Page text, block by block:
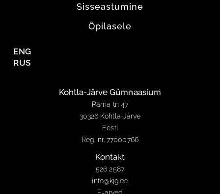
Sisseastumine
Õpilasele
ENG
RUS
Kohtla-Järve Gümnaasium
Pärna tn 47
30326 Kohtla-Järve
Eesti
Reg. nr. 77000766
Kontakt
526 2587
info@kjg.ee